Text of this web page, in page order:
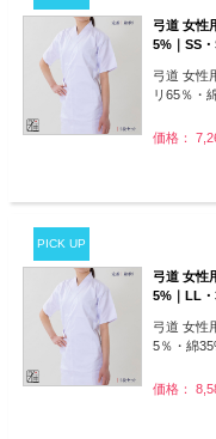
弓道 女性
5%｜SS
弓道 女性
リ65％・
価格：
PICK UP
弓道 女性
5%｜LL
弓道 女性
5％・綿
価格：